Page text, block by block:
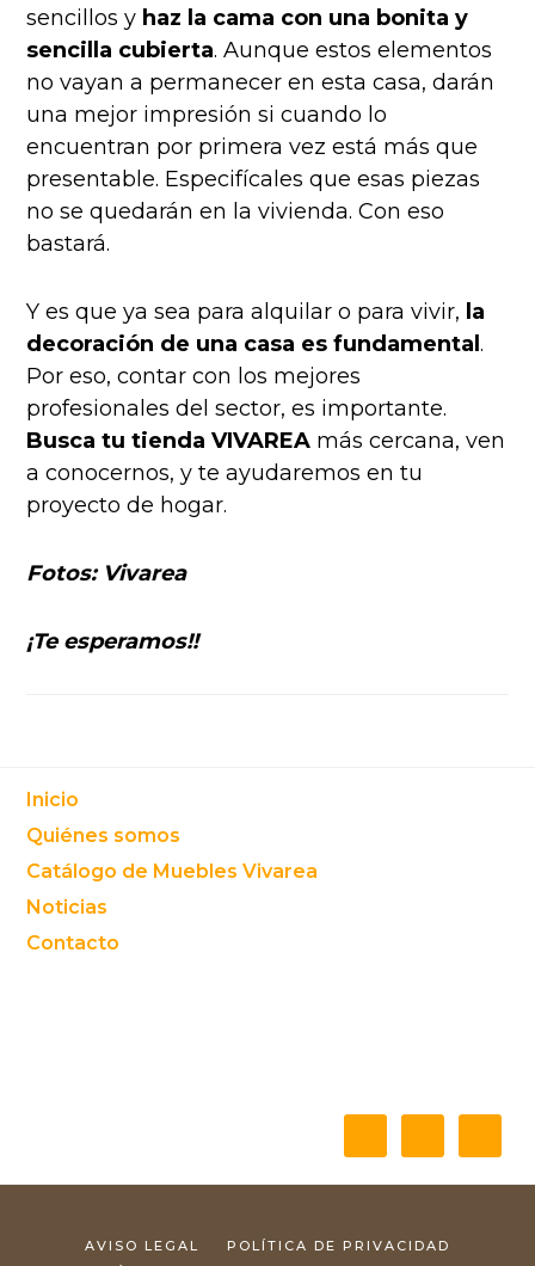
sencillos y haz la cama con una bonita y
sencilla cubierta. Aunque estos elementos
no vayan a permanecer en esta casa, darán
una mejor impresión si cuando lo
encuentran por primera vez está más que
presentable. Especifícales que esas piezas
no se quedarán en la vivienda. Con eso
bastará.
Y es que ya sea para alquilar o para vivir, la
decoración de una casa es fundamental.
Por eso, contar con los mejores
profesionales del sector, es importante.
Busca tu tienda VIVAREA más cercana, ven
a conocernos, y te ayudaremos en tu
proyecto de hogar.
Fotos: Vivarea
¡Te esperamos!!
Footer
Inicio
Quiénes somos
Catálogo de Muebles Vivarea
Noticias
Contacto
AVISO LEGAL
POLÍTICA DE PRIVACIDAD